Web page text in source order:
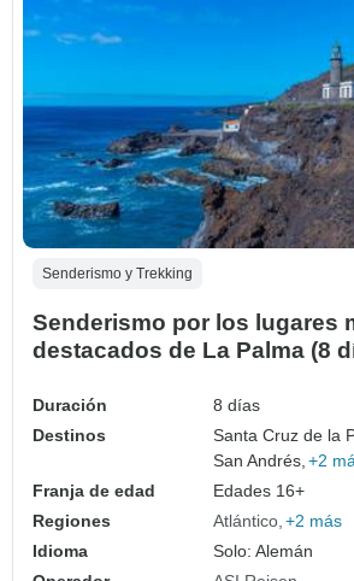
Senderismo y Trekking
Senderismo por los lugares
destacados de La Palma (8
Duración
8 días
Destinos
Santa Cruz de la
San Andrés, +2
Franja de edad
Edades 16+
Regiones
Atlántico +2 más
Idioma
Solo: Alemán